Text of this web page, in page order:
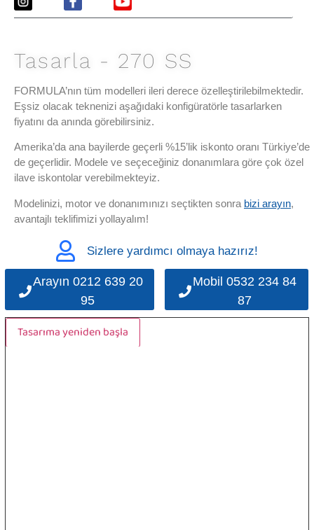
Tasarla - 270 SS
FORMULA’nın tüm modelleri ileri derece özelleştirilebilmektedir.
Eşsiz olacak teknenizi aşağıdaki konfigüratörle tasarlarken
fiyatını da anında görebilirsiniz.
Amerika’da ana bayilerde geçerli %15’lik iskonto oranı Türkiye’de
de geçerlidir. Modele ve seçeceğiniz donanımlara göre çok özel
ilave iskontolar verebilmekteyiz.
Modelinizi, motor ve donanımınızı seçtikten sonra bizi arayın,
avantajlı teklifimizi yollayalım!
Sizlere yardımcı olmaya hazırız!
Arayın 0212 639 20
95
Mobil 0532 234 84
87